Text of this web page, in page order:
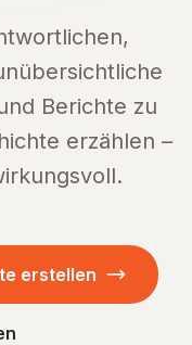
Berichte zu
erzählen –
erstellen